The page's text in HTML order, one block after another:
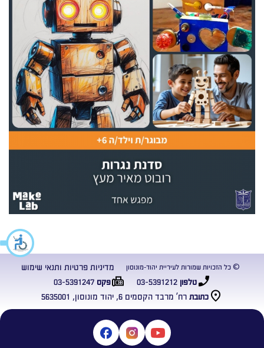
כתובת רח’ מרבד הקסמים 6, יהוד מונוסון, 5635001
טלפון03-5391212 פקס03-5391247
© כל הזכויות שמורות לעיריית יהוד-מונוסון מדיניות פרטיות ותנאי שימוש